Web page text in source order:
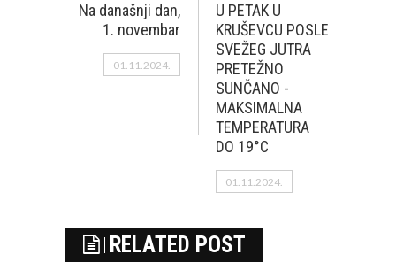
Na današnji dan,
1. novembar
01.11.2024.
U PETAK U
KRUŠEVCU POSLE
SVEŽEG JUTRA
PRETEŽNO
SUNČANO -
MAKSIMALNA
TEMPERATURA
DO 19°C
01.11.2024.
RELATED POST